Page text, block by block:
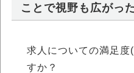
ことで視野も広がっ
求人についての満足
すか？